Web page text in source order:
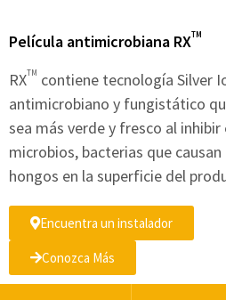
Película antimicrobiana RXTM
RXTM contiene tecnología Silver
antimicrobiano y fungistático
sea más verde y fresco al
microbios, bacterias que
hongos en la superficie del
Encuentra un instalador
Conozca Más